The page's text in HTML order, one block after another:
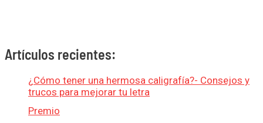
Artículos recientes:
¿Cómo tener una hermosa caligrafía?- Consejos y
trucos para mejorar tu letra
Premio